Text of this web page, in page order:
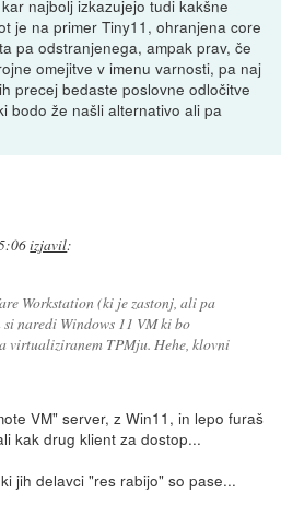
najbolj izkazujejo tudi kakšne
je na primer Tiny11, ohranjena core
pa odstranjenega, ampak prav, če
omejitve v imenu varnosti, pa naj
precej bedaste poslovne odločitve
bodo že našli alternativo ali pa
izjavil:
Workstation (ki je zastonj, ali pa
naredi Windows 11 VM ki bo
virtualiziranem TPMju. Hehe, klovni
VM" server, z Win11, in lepo furaš
kak drug klient za dostop...
jih delavci "res rabijo" so pase...